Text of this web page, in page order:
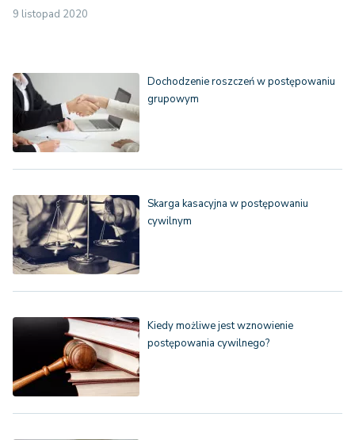
9 listopad 2020
Dochodzenie roszczeń w postępowaniu
grupowym
Skarga kasacyjna w postępowaniu
cywilnym
Kiedy możliwe jest wznowienie
postępowania cywilnego?